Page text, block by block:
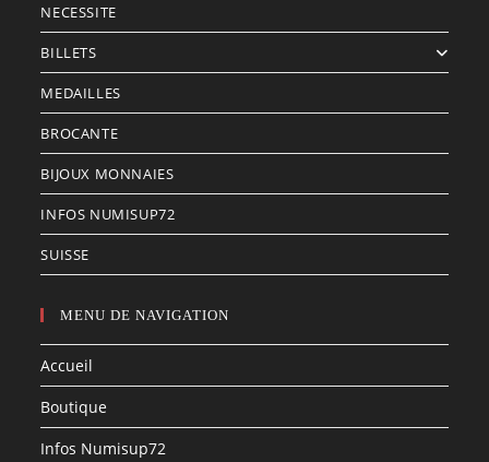
NECESSITE
BILLETS
MEDAILLES
BROCANTE
BIJOUX MONNAIES
INFOS NUMISUP72
SUISSE
MENU DE NAVIGATION
Accueil
Boutique
Infos Numisup72